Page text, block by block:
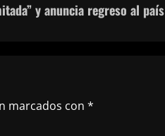
y anuncia regreso al país
marcados con *